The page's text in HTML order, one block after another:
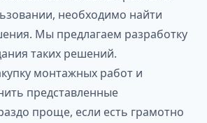
необходимо найти
Мы предлагаем разработку
таких решений.
монтажных работ и
представленные
проще, если есть грамотно